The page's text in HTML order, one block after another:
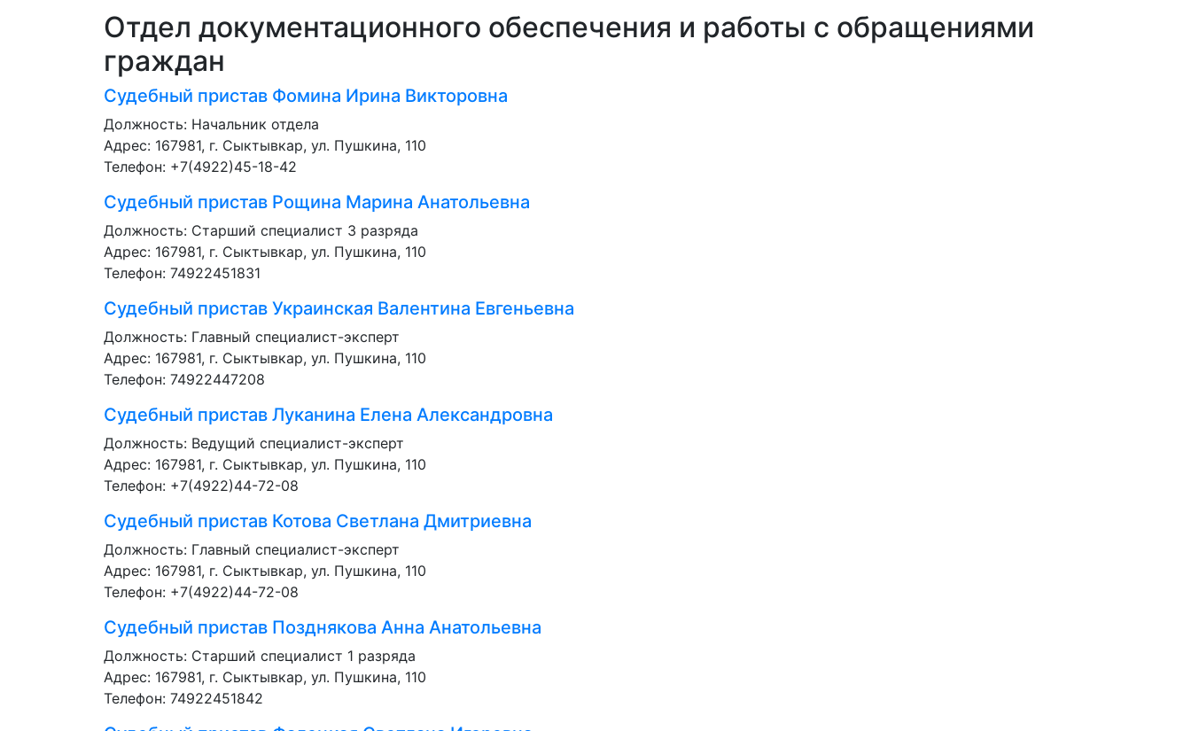
Отдел документационного обеспечения и работы с обращениями
граждан
Судебный пристав Фомина Ирина Викторовна
Должность: Начальник отдела
Адрес: 167981, г. Сыктывкар, ул. Пушкина, 110
Телефон: +7(4922)45-18-42
Судебный пристав Рощина Марина Анатольевна
Должность: Старший специалист 3 разряда
Адрес: 167981, г. Сыктывкар, ул. Пушкина, 110
Телефон: 74922451831
Судебный пристав Украинская Валентина Евгеньевна
Должность: Главный специалист-эксперт
Адрес: 167981, г. Сыктывкар, ул. Пушкина, 110
Телефон: 74922447208
Судебный пристав Луканина Елена Александровна
Должность: Ведущий специалист-эксперт
Адрес: 167981, г. Сыктывкар, ул. Пушкина, 110
Телефон: +7(4922)44-72-08
Судебный пристав Котова Светлана Дмитриевна
Должность: Главный специалист-эксперт
Адрес: 167981, г. Сыктывкар, ул. Пушкина, 110
Телефон: +7(4922)44-72-08
Судебный пристав Позднякова Анна Анатольевна
Должность: Старший специалист 1 разряда
Адрес: 167981, г. Сыктывкар, ул. Пушкина, 110
Телефон: 74922451842